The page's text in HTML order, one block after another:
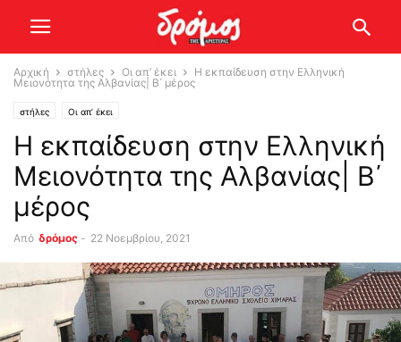
Αρχική στήλες Οι απ’ έκει
Η εκπαίδευση στην Ελληνική
Μειονότητα της Αλβανίας| B΄ μέρος
στήλες Οι απ’ έκει
Η εκπαίδευση στην Ελληνική
Μειονότητα της Αλβανίας| B΄
μέρος
Από δρόμος - 22 Νοεμβρίου, 2021